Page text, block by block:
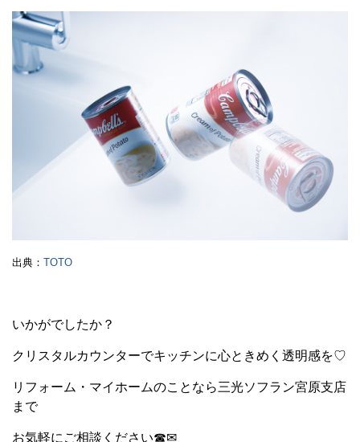
出典： TOTO
いかがでしたか？
クリスタルカウンターでキッチンに心ときめく透明感を♡
リフォーム・マイホームのことなら三光ソフラン宮原支店
まで
お気軽にご相談ください☎✉